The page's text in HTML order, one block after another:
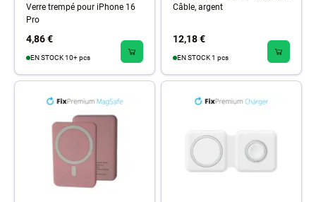
Verre trempé pour iPhone 16
Pro
4,86 €
EN STOCK 10+ pcs
Câble, argent
12,18 €
EN STOCK 1 pcs